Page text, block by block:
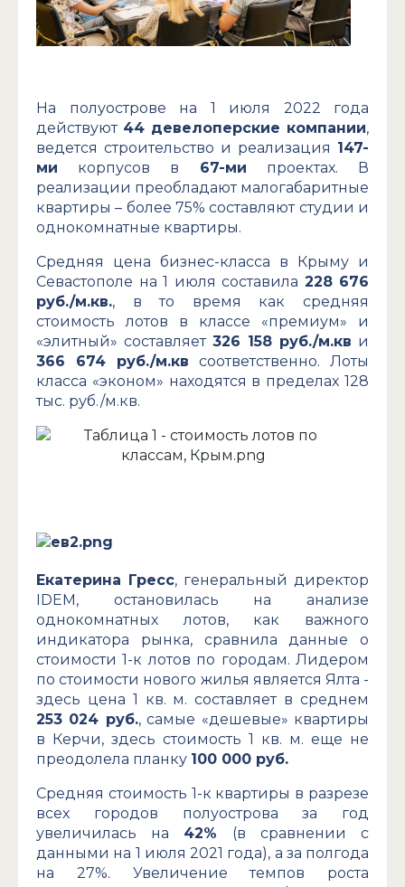
На полуострове на 1 июля 2022 года
действуют 44 девелоперские компании,
ведется строительство и реализация 147-
ми корпусов в 67-ми проектах. В
реализации преобладают малогабаритные
квартиры – более 75% составляют студии и
однокомнатные квартиры.
Средняя цена бизнес-класса в Крыму и
Севастополе на 1 июля составила 228 676
руб./м.кв., в то время как средняя
стоимость лотов в классе «премиум» и
«элитный» составляет 326 158 руб./м.кв и
366 674 руб./м.кв соответственно. Лоты
класса «эконом» находятся в пределах 128
тыс. руб./м.кв.
Екатерина Гресс, генеральный директор
IDEM, остановилась на анализе
однокомнатных лотов, как важного
индикатора рынка, сравнила данные о
стоимости 1-к лотов по городам. Лидером
по стоимости нового жилья является Ялта -
здесь цена 1 кв. м. составляет в среднем
253 024 руб., самые «дешевые» квартиры
в Керчи, здесь стоимость 1 кв. м. еще не
преодолела планку 100 000 руб.
Средняя стоимость 1-к квартиры в разрезе
всех городов полуострова за год
увеличилась на 42% (в сравнении с
данными на 1 июля 2021 года), а за полгода
на 27%. Увеличение темпов роста